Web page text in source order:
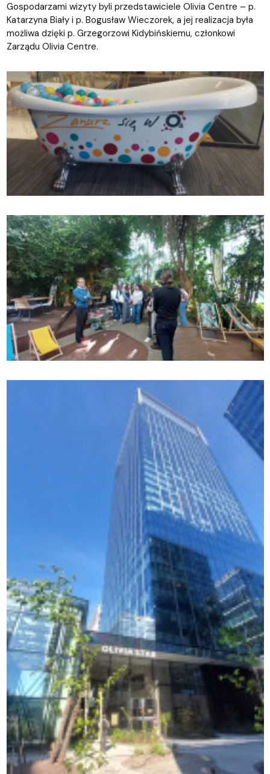
Gospodarzami wizyty byli przedstawiciele Olivia Centre – p.
Katarzyna Biały i p. Bogusław Wieczorek, a jej realizacja była
możliwa dzięki p. Grzegorzowi Kidybińskiemu, członkowi
Zarządu Olivia Centre.